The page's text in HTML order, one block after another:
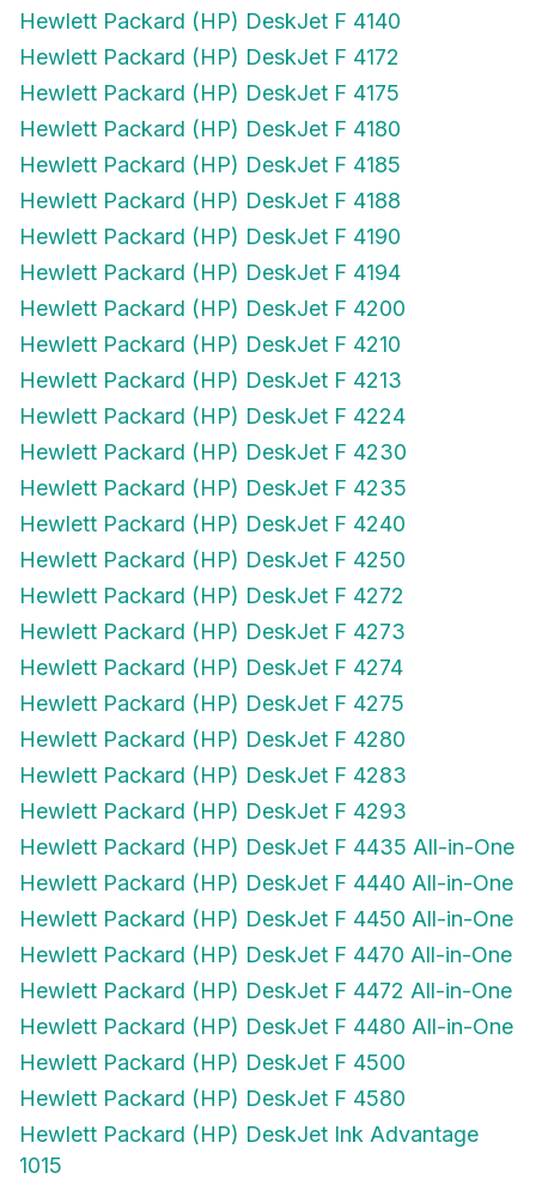
Hewlett Packard (HP) DeskJet F 4140
Hewlett Packard (HP) DeskJet F 4172
Hewlett Packard (HP) DeskJet F 4175
Hewlett Packard (HP) DeskJet F 4180
Hewlett Packard (HP) DeskJet F 4185
Hewlett Packard (HP) DeskJet F 4188
Hewlett Packard (HP) DeskJet F 4190
Hewlett Packard (HP) DeskJet F 4194
Hewlett Packard (HP) DeskJet F 4200
Hewlett Packard (HP) DeskJet F 4210
Hewlett Packard (HP) DeskJet F 4213
Hewlett Packard (HP) DeskJet F 4224
Hewlett Packard (HP) DeskJet F 4230
Hewlett Packard (HP) DeskJet F 4235
Hewlett Packard (HP) DeskJet F 4240
Hewlett Packard (HP) DeskJet F 4250
Hewlett Packard (HP) DeskJet F 4272
Hewlett Packard (HP) DeskJet F 4273
Hewlett Packard (HP) DeskJet F 4274
Hewlett Packard (HP) DeskJet F 4275
Hewlett Packard (HP) DeskJet F 4280
Hewlett Packard (HP) DeskJet F 4283
Hewlett Packard (HP) DeskJet F 4293
Hewlett Packard (HP) DeskJet F 4435 All-in-One
Hewlett Packard (HP) DeskJet F 4440 All-in-One
Hewlett Packard (HP) DeskJet F 4450 All-in-One
Hewlett Packard (HP) DeskJet F 4470 All-in-One
Hewlett Packard (HP) DeskJet F 4472 All-in-One
Hewlett Packard (HP) DeskJet F 4480 All-in-One
Hewlett Packard (HP) DeskJet F 4500
Hewlett Packard (HP) DeskJet F 4580
Hewlett Packard (HP) DeskJet Ink Advantage
1015